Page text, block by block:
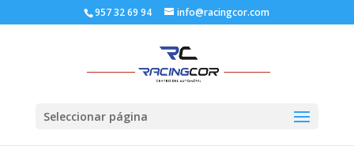
957 32 69 94 info@racingcor.com
Seleccionar página